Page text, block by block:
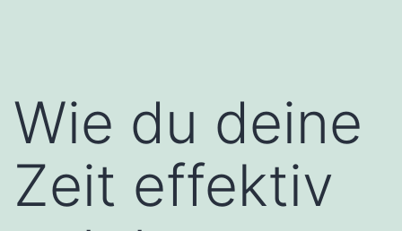
Wie du deine
Zeit effektiv